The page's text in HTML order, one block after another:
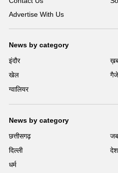
Advertise With Us
News by category
इंदौर
खेल
ग्वालियर
News by category
छत्तीसगढ़
दिल्ली
देश
धर्म